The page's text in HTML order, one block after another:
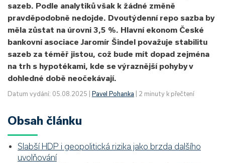
sazeb. Podle analytiků však k žádné změně
pravděpodobně nedojde. Dvoutýdenní repo sazba by
měla zůstat na úrovni 3,5 %. Hlavní ekonom České
bankovní asociace Jaromír Šindel považuje stabilitu
sazeb za téměř jistou, což bude mít dopad zejména
na trh s hypotékami, kde se výraznější pohyby v
dohledné době neočekávají.
Datum vydání: 05.08.2025 | Pavel Pohanka | 2 minuty k přečtení
Obsah článku
Slabší HDP i geopolitická rizika jako brzda dalšího
uvolňování